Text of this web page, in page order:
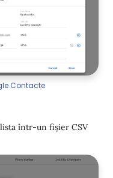
Contacte
într-un fișier CSV